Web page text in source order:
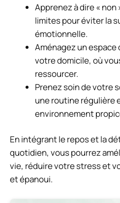
Apprenez à dire «
limites pour éviter la
émotionnelle.
Aménagez un
votre domicile, où
ressourcer.
Prenez soin de votre
une routine régulière
environnement
En intégrant le repos et la
quotidien, vous pourrez
vie, réduire votre stress et
et épanoui.